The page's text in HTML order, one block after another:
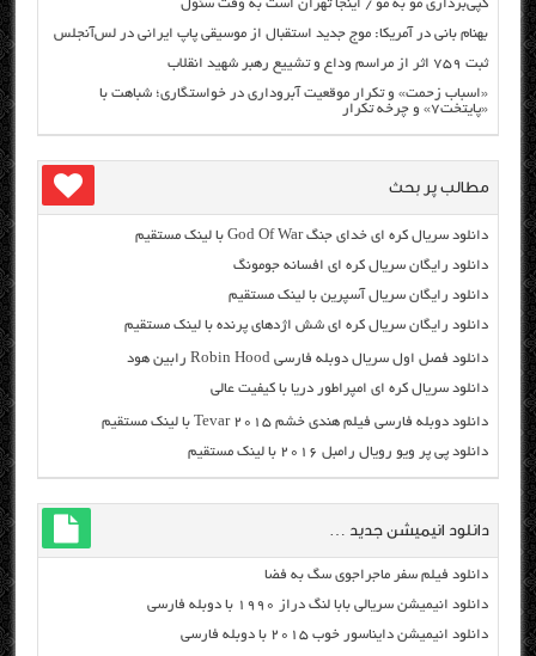
کپی‌برداری مو به مو / اینجا تهران است به وقت سئول
بهنام بانی در آمریکا: موج جدید استقبال از موسیقی پاپ ایرانی در لس‌آنجلس
ثبت ۷۵۹ اثر از مراسم وداع و تشییع رهبر شهید انقلاب
«اسباب زحمت» و تکرار موقعیت آبروداری در خواستگاری؛ شباهت با
«پایتخت۷» و چرخه تکرار
مطالب پر بحث
دانلود سریال کره ای خدای جنگ God Of War با لینک مستقیم
دانلود رایگان سریال کره ای افسانه جومونگ
دانلود رایگان سریال آسپرین با لینک مستقیم
دانلود رایگان سریال کره ای شش اژدهای پرنده با لینک مستقیم
دانلود فصل اول سریال دوبله فارسی Robin Hood رابین هود
دانلود سریال کره ای امپراطور دریا با کیفیت عالی
دانلود دوبله فارسی فیلم هندی خشم Tevar ۲۰۱۵ با لینک مستقیم
دانلود پی پر ویو رویال رامبل ۲۰۱۶ با لینک مستقیم
دانلود انیمیشن جدید …
دانلود فیلم سفر ماجراجوی سگ به فضا
دانلود انیمیشن سریالی بابا لنگ دراز ۱۹۹۰ با دوبله فارسی
دانلود انیمیشن دایناسور خوب ۲۰۱۵ با دوبله فارسی